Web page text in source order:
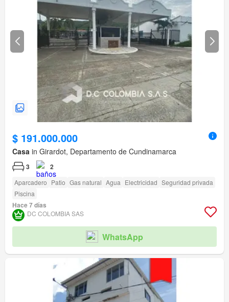
$ 191.000.000
Casa in Girardot, Departamento de Cundinamarca
3 2
Aparcadero Patio Gas natural Agua Electricidad Seguridad privada
Piscina
Hace 7 días
DC COLOMBIA SAS
WhatsApp